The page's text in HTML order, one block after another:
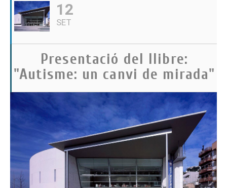
12
SET
Presentació del llibre:
"Autisme: un canvi de mirada"